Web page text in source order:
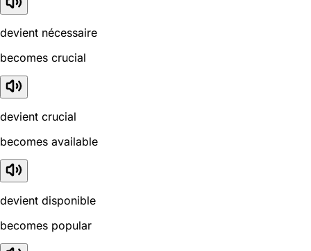
devient nécessaire
becomes crucial
devient crucial
becomes available
devient disponible
becomes popular